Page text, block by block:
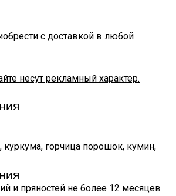
с доставкой в любой
несут рекламный характер.
куркума, горчица порошок, кумин,
и пряностей не более 12 месяцев